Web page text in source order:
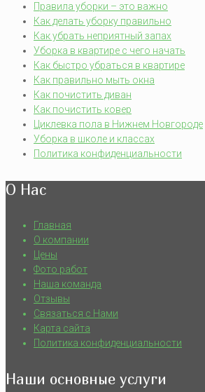
Правила уборки – это важно
Как делать уборку правильно
Как убрать неприятный запах
Уборка в квартире с чего начать
Как быстро убраться в квартире
Как правильно мыть окна
Как почистить диван
Как почистить ковер
Циклевка пола в Нижнем Новгороде
Уборка в школе и классах
Политика конфиденциальности
О Нас
Главная
О компании
Цены
Фото работ
Наша команда
Отзывы
Связаться с Нами
Карта сайта
Политика конфиденциальности
Наши основные услуги